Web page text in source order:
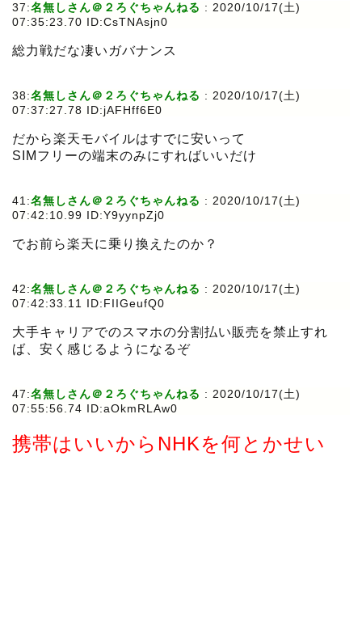
37:名無しさん＠２ろぐちゃんねる : 2020/10/17(土)
07:35:23.70 ID:CsTNAsjn0
総力戦だな凄いガバナンス
38:名無しさん＠２ろぐちゃんねる : 2020/10/17(土)
07:37:27.78 ID:jAFHff6E0
だから楽天モバイルはすでに安いって
SIMフリーの端末のみにすればいいだけ
41:名無しさん＠２ろぐちゃんねる : 2020/10/17(土)
07:42:10.99 ID:Y9yynpZj0
でお前ら楽天に乗り換えたのか？
42:名無しさん＠２ろぐちゃんねる : 2020/10/17(土)
07:42:33.11 ID:FIIGeufQ0
大手キャリアでのスマホの分割払い販売を禁止すれ
ば、安く感じるようになるぞ
47:名無しさん＠２ろぐちゃんねる : 2020/10/17(土)
07:55:56.74 ID:aOkmRLAw0
携帯はいいからNHKを何とかせい